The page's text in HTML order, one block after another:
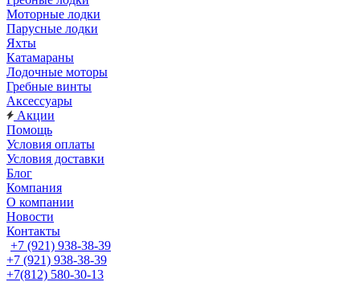
Моторные лодки
Парусные лодки
Яхты
Катамараны
Лодочные моторы
Гребные винты
Аксессуары
Акции
Помощь
Условия оплаты
Условия доставки
Блог
Компания
О компании
Новости
Контакты
+7 (921) 938-38-39
+7 (921) 938-38-39
+7(812) 580-30-13